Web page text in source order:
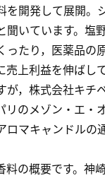
を開発して展開。
聞いています。塩
ったり，医薬品の
売上利益を伸ばし
が，株式会社キチ
リのメゾン・エ・
ロマキャンドルの
の概要です。神